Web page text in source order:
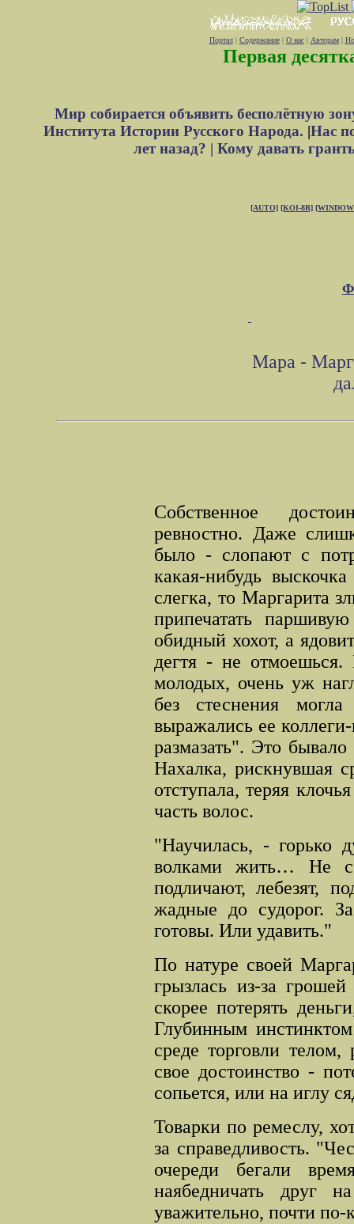
Портал| Содержание| О нас| Авторам|
Первая
Мир собирается объявить бесполётную
Института Истории Русского Народа. |Нас
лет назад? | Кому давать
[AUTO] [KOI-8R]
Мара -
Собственное
ревностно. Даже
было - слопают с
какая-нибудь
слегка, то Маргарита
припечатать
обидный хохот, а
дегтя - не
молодых, очень уж
без стеснения
выражались ее
размазать". Это бывало
Нахалка, рискнувшая
отступала, теряя
часть волос.
"Научилась, - горько
волками жить… Не
подличают, лебезят,
жадные до судорог.
готовы. Или удавить."
По натуре своей
грызлась из-за
скорее потерять
Глубинным
среде торговли телом,
свое достоинство -
сопьется, или на иглу
Товарки по ремеслу,
за справедливость.
очереди бегали
наябедничать друг
уважительно, почти